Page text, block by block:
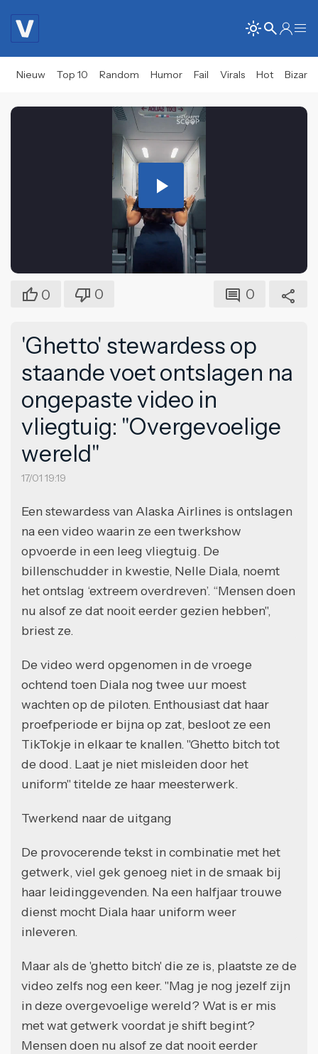
Nieuw Top 10 Random Humor Fail Virals Hot Bizar
Play
Video
0 0 0
'Ghetto' stewardess op
staande voet ontslagen na
ongepaste video in
vliegtuig: "Overgevoelige
wereld"
17/01 19:19
Een stewardess van Alaska Airlines is ontslagen
na een video waarin ze een twerkshow
opvoerde in een leeg vliegtuig. De
billenschudder in kwestie, Nelle Diala, noemt
het ontslag ‘extreem overdreven’. “Mensen doen
nu alsof ze dat nooit eerder gezien hebben",
briest ze.
De video werd opgenomen in de vroege
ochtend toen Diala nog twee uur moest
wachten op de piloten. Enthousiast dat haar
proefperiode er bijna op zat, besloot ze een
TikTokje in elkaar te knallen. "Ghetto bitch tot
de dood. Laat je niet misleiden door het
uniform" titelde ze haar meesterwerk.
Twerkend naar de uitgang
De provocerende tekst in combinatie met het
getwerk, viel gek genoeg niet in de smaak bij
haar leidinggevenden. Na een halfjaar trouwe
dienst mocht Diala haar uniform weer
inleveren.
Maar als de 'ghetto bitch' die ze is, plaatste ze de
video zelfs nog een keer. "Mag je nog jezelf zijn
in deze overgevoelige wereld? Wat is er mis
met wat getwerk voordat je shift begint?
Mensen doen nu alsof ze dat nooit eerder